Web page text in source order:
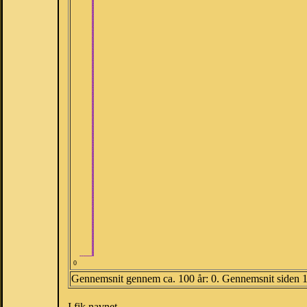
0
Gennemsnit gennem ca. 100 år: 0. Gennemsnit siden